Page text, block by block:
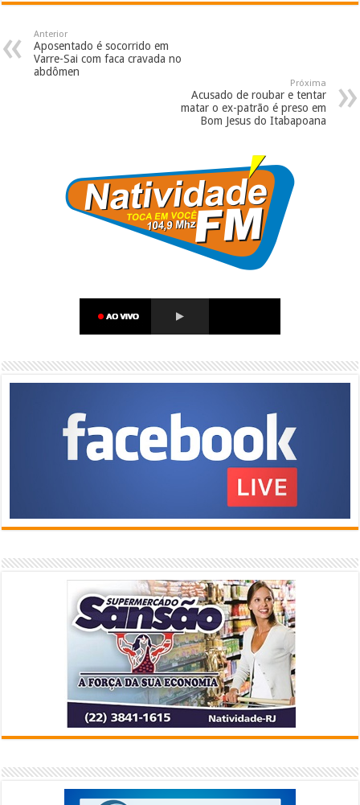
Anterior
Aposentado é socorrido em
Varre-Sai com faca cravada no
abdômen
Próxima
Acusado de roubar e tentar
matar o ex-patrão é preso em
Bom Jesus do Itabapoana